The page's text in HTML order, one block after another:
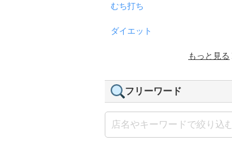
むち打ち
ダイエット
もっと見る
フリーワード